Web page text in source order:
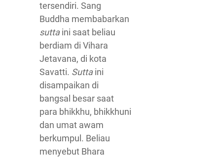
tersendiri. Sang
Buddha membabarkan
suttaini saat beliau
berdiam di Vihara
Jetavana, di kota
Savatti. Suttaini
disampaikan di
bangsal besar saat
para bhikkhu, bhikkhuni
dan umat awam
berkumpul. Beliau
menyebut Bhara